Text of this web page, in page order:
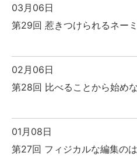
03月06日
第29回 惹きつけられるネー
02月06日
第28回 比べることから始め
01月08日
第27回 フィジカルな編集の